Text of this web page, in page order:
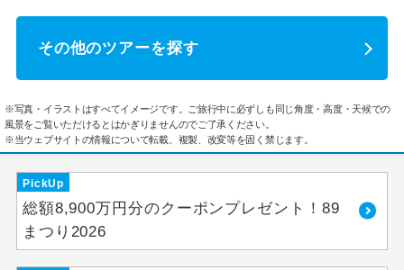
その他のツアーを探す
※写真・イラストはすべてイメージです。ご旅行中に必ずしも同じ角度・高度・天候での
風景をご覧いただけるとはかぎりませんのでご了承ください。
※当ウェブサイトの情報について転載、複製、改変等を固く禁じます。
PickUp
総額8,900万円分のクーポンプレゼント！89
まつり2026